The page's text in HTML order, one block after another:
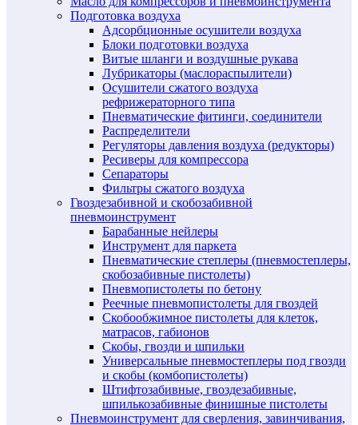
Подготовка воздуха
Адсорбционные осушители воздуха
Блоки подготовки воздуха
Витые шланги и воздушные рукава
Лубрикаторы (маслораспылители)
Осушители сжатого воздуха
рефрижераторного типа
Пневматические фитинги, соединители
Распределители
Регуляторы давления воздуха (редукторы)
Ресиверы для компрессора
Сепараторы
Фильтры сжатого воздуха
Гвоздезабивной и скобозабивной
пневмоинструмент
Барабанные нейлеры
Инструмент для паркета
Пневматические степлеры (пневмостеплеры,
скобозабивные пистолеты)
Пневмопистолеты по бетону
Реечные пневмопистолеты для гвоздей
Скобообжимное пистолеты для клеток,
матрасов, габионов
Скобы, гвозди и шпильки
Универсальные пневмостеплеры под гвозди
и скобы (комбопистолеты)
Штифтозабивные, гвоздезабивные,
шпилькозабивные финишные пистолеты
Пневмоинструмент для сверления, завинчивания,